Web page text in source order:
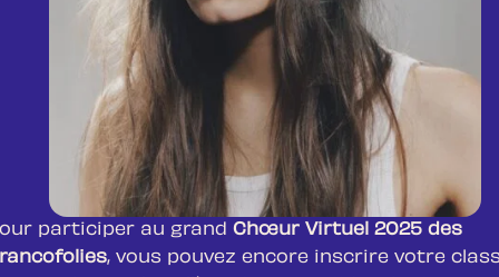
participer au grand Chœur Virtuel 2025 des
, vous pouvez encore inscrire votre